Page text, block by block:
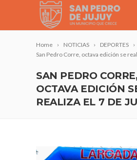
Home NOTICIAS
DEPORTES
San Pedro Corre, octava edición se
SAN PEDRO
OCTAVA EDICIÓN
REALIZA EL 7 DE